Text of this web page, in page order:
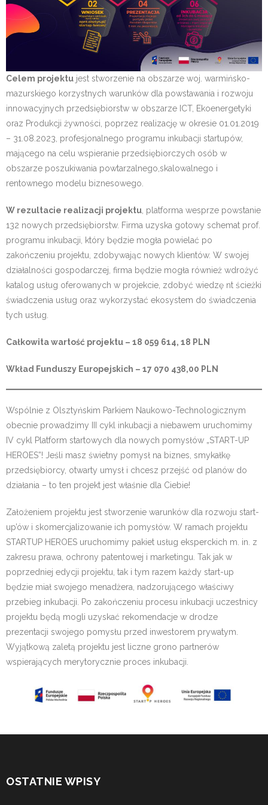
SKŁADANIE WNIOSKÓW
Celem projektu jest stworzenie na obszarze woj. warmińsko-
mazurskiego korzystnych warunków dla powstawania i rozwoju
innowacyjnych przedsiębiorstw w obszarze ICT, Ekoenergetyki
oraz Produkcji żywności, poprzez realizację w okresie 01.01.2019
– 31.08.2023, profesjonalnego programu inkubacji startupów,
mającego na celu wspieranie przedsiębiorczych osób w
obszarze poszukiwania powtarzalnego,skalowalnego i
rentownego modelu biznesowego.
W rezultacie realizacji projektu, platforma wesprze powstanie
132 nowych przedsiębiorstw. Firma uzyska gotowy schemat prof.
programu inkubacji, który będzie mogła powielać po
zakończeniu projektu, zdobywając nowych klientów. W swojej
działalności gospodarczej, firma będzie mogła również wdrożyć
katalog usług oferowanych w projekcie, zdobyć wiedzę nt ścieżki
świadczenia usług oraz wykorzystać ekosystem do świadczenia
tych usług.
Całkowita wartość projektu – 18 059 614, 18 PLN
Wkład Funduszy Europejskich – 17 070 438,00 PLN
Wspólnie z Olsztyńskim Parkiem Naukowo-Technologicznym
obecnie prowadzimy III cykl inkubacji a niebawem uruchomimy
IV cykl Platform startowych dla nowych pomysłów „START-UP
HEROES”! Jeśli masz świetny pomysł na biznes, smykałkę
przedsiębiorcy, otwarty umysł i chcesz przejść od planów do
działania – to ten projekt jest właśnie dla Ciebie!
Założeniem projektu jest stworzenie warunków dla rozwoju start-
up’ów i skomercjalizowanie ich pomysłów. W ramach projektu
STARTUP HEROES uruchomimy pakiet usług eksperckich m. in. z
zakresu prawa, ochrony patentowej i marketingu. Tak jak w
poprzedniej edycji projektu, tak i tym razem każdy start-up
będzie miał swojego menadżera, nadzorującego właściwy
przebieg inkubacji. Po zakończeniu procesu inkubacji uczestnicy
projektu będą mogli uzyskać rekomendacje w drodze
prezentacji swojego pomysłu przed inwestorem prywatym.
Wyjątkową zaletą projektu jest liczne grono partnerów
wspierających merytorycznie proces inkubacji.
OSTATNIE WPISY